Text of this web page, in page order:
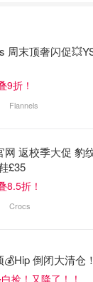
扣子的
要选择n号
非常的软
拍扭到宝宝
类型
湿很容易会外漏
周末顶奢闪促
9折！
Flannels
网 返校季大促 豹
£35
8.5折！
Crocs
💰Hip 倒闭大清仓
捡！又降了！！